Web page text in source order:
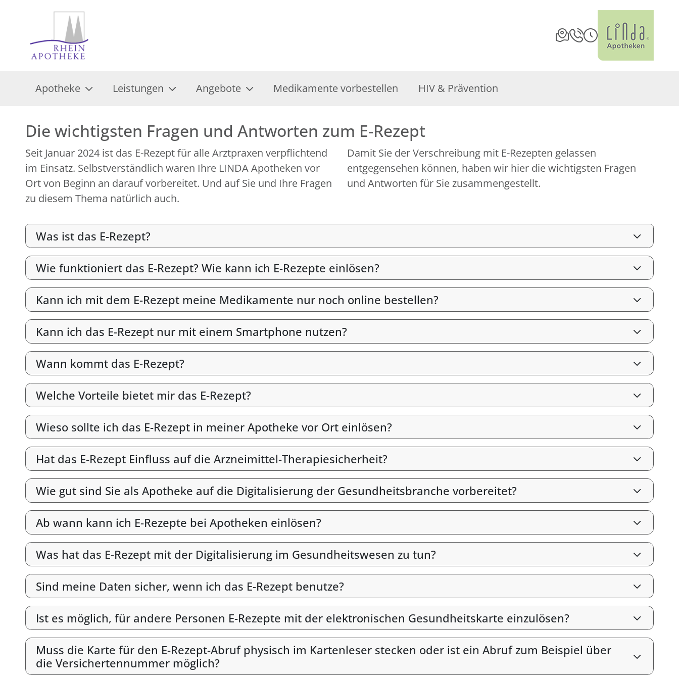
Apotheke Leistungen Angebote Medikamente vorbestellen HIV & Prävention
Die wichtigsten Fragen und Antworten zum E-Rezept
Seit Januar 2024 ist das E-Rezept für alle Arztpraxen verpflichtend
im Einsatz. Selbstverständlich waren Ihre LINDA Apotheken vor
Ort von Beginn an darauf vorbereitet. Und auf Sie und Ihre Fragen
zu diesem Thema natürlich auch.
Damit Sie der Verschreibung mit E-Rezepten gelassen
entgegensehen können, haben wir hier die wichtigsten Fragen
und Antworten für Sie zusammengestellt.
Was ist das E-Rezept?
Wie funktioniert das E-Rezept? Wie kann ich E-Rezepte einlösen?
Kann ich mit dem E-Rezept meine Medikamente nur noch online bestellen?
Kann ich das E-Rezept nur mit einem Smartphone nutzen?
Wann kommt das E-Rezept?
Welche Vorteile bietet mir das E-Rezept?
Wieso sollte ich das E-Rezept in meiner Apotheke vor Ort einlösen?
Hat das E-Rezept Einfluss auf die Arzneimittel-Therapiesicherheit?
Wie gut sind Sie als Apotheke auf die Digitalisierung der Gesundheitsbranche vorbereitet?
Ab wann kann ich E-Rezepte bei Apotheken einlösen?
Was hat das E-Rezept mit der Digitalisierung im Gesundheitswesen zu tun?
Sind meine Daten sicher, wenn ich das E-Rezept benutze?
Ist es möglich, für andere Personen E-Rezepte mit der elektronischen Gesundheitskarte einzulösen?
Muss die Karte für den E-Rezept-Abruf physisch im Kartenleser stecken oder ist ein Abruf zum Beispiel über
die Versichertennummer möglich?